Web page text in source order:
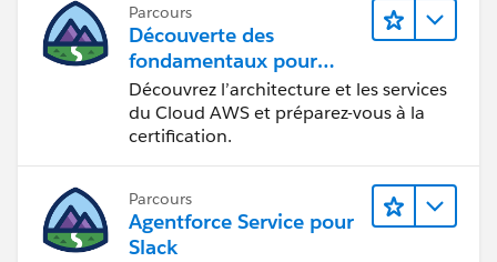
Parcours
Découverte des
fondamentaux pour
devenir
Cloud Practitioner AWS
Découvrez l’architecture et les services
du Cloud AWS et préparez-vous à la
certification.
Parcours
Agentforce Service pour
Slack